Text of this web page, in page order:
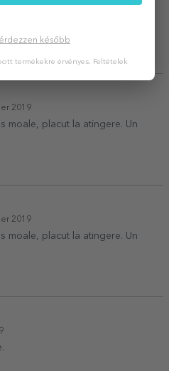
calitativa
2019
moale, placut la atingere. Un
2019
moale, placut la atingere. Un
később
termékekre érvényes. Feltételek